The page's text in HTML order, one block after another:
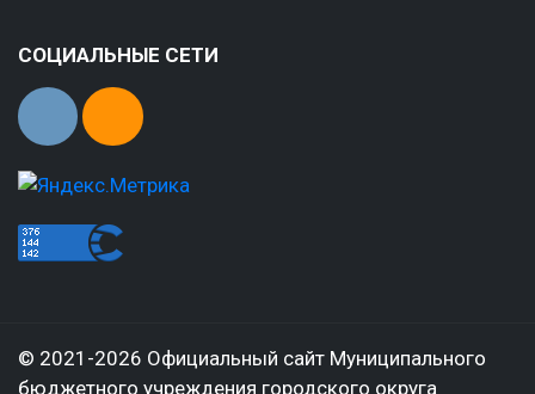
СОЦИАЛЬНЫЕ СЕТИ
© 2021-2026 Официальный сайт Муниципального
бюджетного учреждения городского округа